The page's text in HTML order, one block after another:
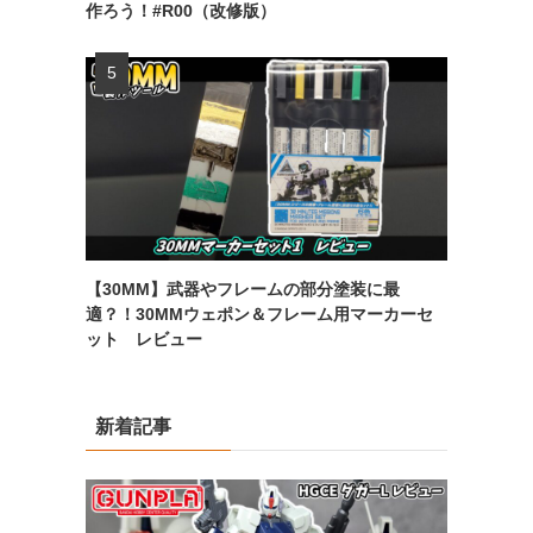
作ろう！#R00（改修版）
【30MM】武器やフレームの部分塗装に最
適？！30MMウェポン＆フレーム用マーカーセ
ット レビュー
新着記事